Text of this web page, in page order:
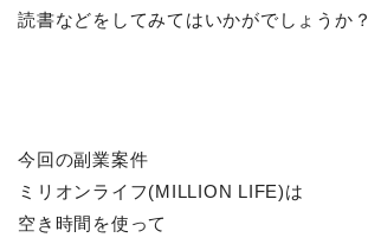
読書などをしてみてはいかがでしょうか？
今回の副業案件
ミリオンライフ(MILLION LIFE)は
空き時間を使って